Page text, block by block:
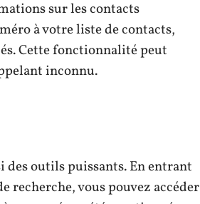
sur les contacts
à votre liste de contacts,
Cette fonctionnalité peut
inconnu.
des outils puissants. En entrant
recherche, vous pouvez accéder